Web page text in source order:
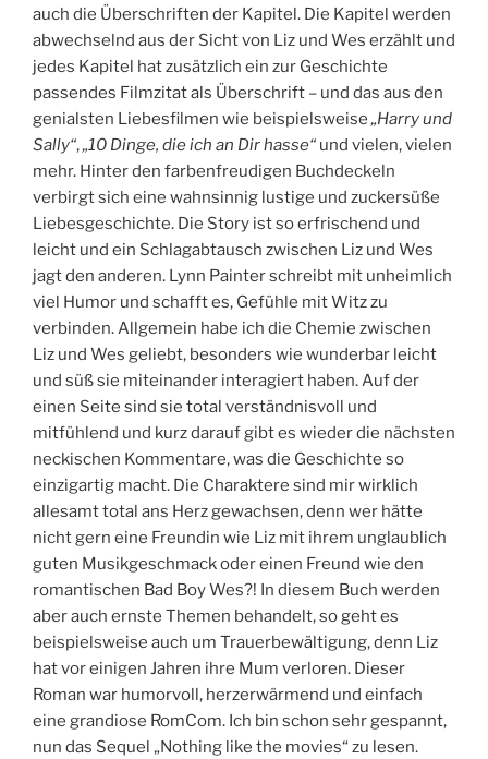
auch die Überschriften der Kapitel. Die Kapitel werden
abwechselnd aus der Sicht von Liz und Wes erzählt und
jedes Kapitel hat zusätzlich ein zur Geschichte
passendes Filmzitat als Überschrift – und das aus den
genialsten Liebesfilmen wie beispielsweise„Harry und
Sally“,„10 Dinge, die ich an Dir hasse“ und vielen, vielen
mehr. Hinter den farbenfreudigen Buchdeckeln
verbirgt sich eine wahnsinnig lustige und zuckersüße
Liebesgeschichte. Die Story ist so erfrischend und
leicht und ein Schlagabtausch zwischen Liz und Wes
jagt den anderen. Lynn Painter schreibt mit unheimlich
viel Humor und schafft es, Gefühle mit Witz zu
verbinden. Allgemein habe ich die Chemie zwischen
Liz und Wes geliebt, besonders wie wunderbar leicht
und süß sie miteinander interagiert haben. Auf der
einen Seite sind sie total verständnisvoll und
mitfühlend und kurz darauf gibt es wieder die nächsten
neckischen Kommentare, was die Geschichte so
einzigartig macht. Die Charaktere sind mir wirklich
allesamt total ans Herz gewachsen, denn wer hätte
nicht gern eine Freundin wie Liz mit ihrem unglaublich
guten Musikgeschmack oder einen Freund wie den
romantischen Bad Boy Wes?! In diesem Buch werden
aber auch ernste Themen behandelt, so geht es
beispielsweise auch um Trauerbewältigung, denn Liz
hat vor einigen Jahren ihre Mum verloren. Dieser
Roman war humorvoll, herzerwärmend und einfach
eine grandiose RomCom. Ich bin schon sehr gespannt,
nun das Sequel „Nothing like the movies“ zu lesen.